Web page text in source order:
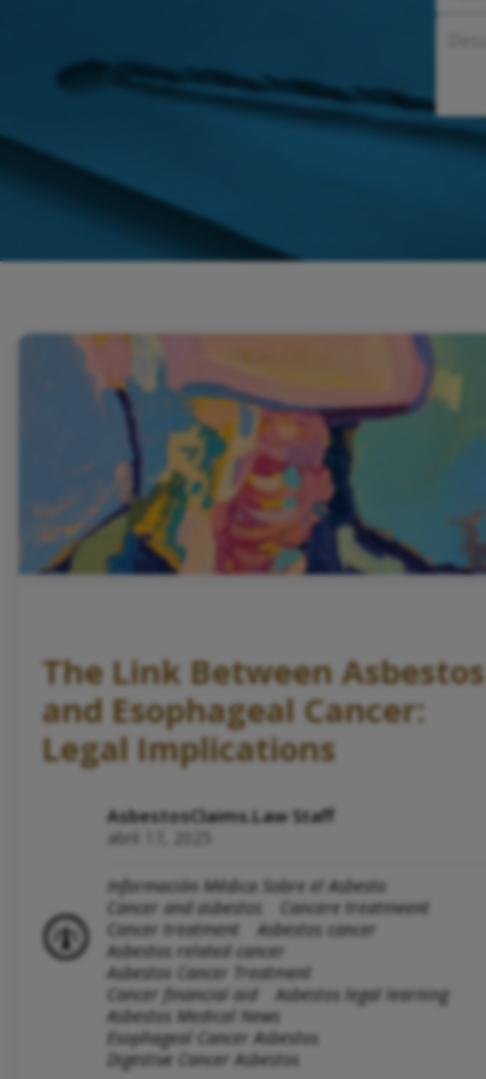
The Link Between Asbestos
and Esophageal Cancer:
Legal Implications
AsbestosClaims.Law Staff
abril 17, 2025
Información Médica Sobre el Asbesto
Cancer and asbestos
Cancere treatmeent
Cancer treatment
Asbestos cancer
Asbestos related cancer
Asbestos Cancer Treatment
Cancer financial aid
Asbestos legal learning
Asbestos Medical News
Esophageal Cancer Asbestos
Digestive Cancer Asbestos